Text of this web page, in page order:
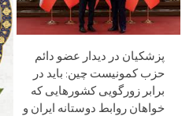
پزشکیان در دیدار عضو دائم
حزب کمونیست چین: باید در
برابر زورگویی کشورهایی که
خواهان روابط دوستانه ایران و